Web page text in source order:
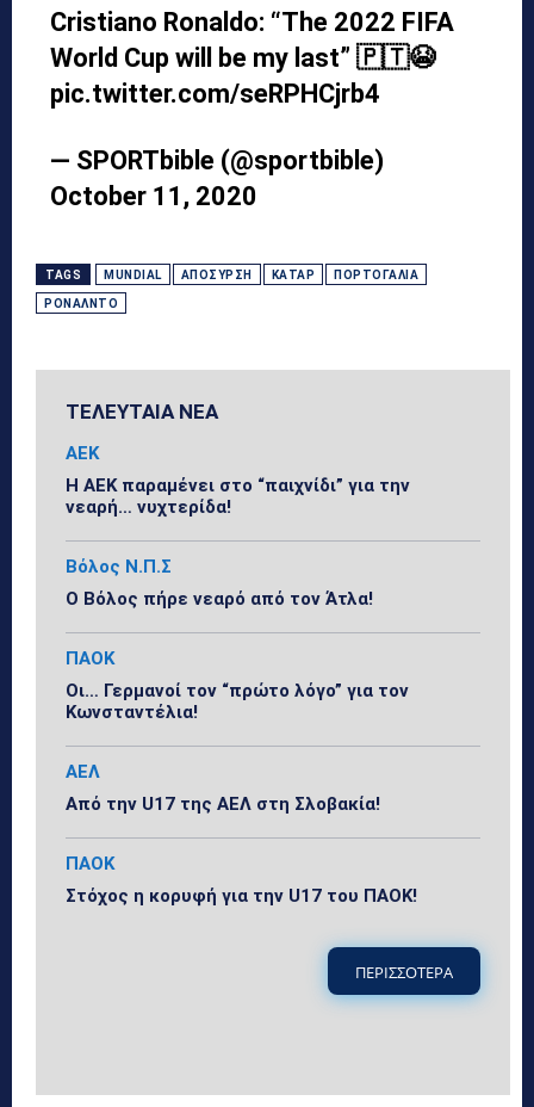
Cristiano Ronaldo: “The 2022 FIFA
World Cup will be my last” 🇵🇹😭
pic.twitter.com/seRPHCjrb4
— SPORTbible (@sportbible)
October 11, 2020
TAGS MUNDIAL ΑΠΌΣΥΡΣΗ ΚΑΤΆΡ ΠΟΡΤΟΓΑΛΊΑ
ΡΟΝΆΛΝΤΟ
ΤΕΛΕΥΤΑΙΑ ΝΕΑ
ΑΕΚ
Η ΑΕΚ παραμένει στο “παιχνίδι” για την
νεαρή… νυχτερίδα!
Βόλος Ν.Π.Σ
Ο Βόλος πήρε νεαρό από τον Άτλα!
ΠΑΟΚ
Οι… Γερμανοί τον “πρώτο λόγο” για τον
Κωνσταντέλια!
ΑΕΛ
Από την U17 της ΑΕΛ στη Σλοβακία!
ΠΑΟΚ
Στόχος η κορυφή για την U17 του ΠΑΟΚ!
ΠΕΡΙΣΣΟΤΕΡΑ